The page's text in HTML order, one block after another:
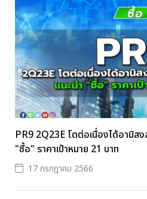
PR9 2Q23E โตต่อเนื่องได้อานิส
"ซื้อ" ราคาเป้าหมาย 21 บาท
17 กรกฎาคม 2566